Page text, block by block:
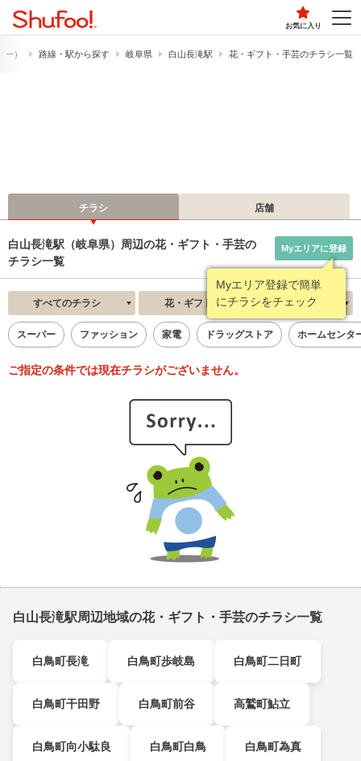
お気に入り
） 路線・駅から探す 岐阜県 白山長滝駅 花・ギフト・手芸のチラシ一覧
チラシ 店舗
白山長滝駅（岐阜県）周辺の花・ギフト・手芸の
チラシ一覧
Myエリア登録で簡単
にチラシをチェック
Myエリアに登録
すべてのチラシ 花・ギフト・手芸 新着順
スーパー ファッション 家電 ドラッグストア ホームセンタ
ご指定の条件では現在チラシがございません。
白山長滝駅周辺地域の花・ギフト・手芸のチラシ一覧
白鳥町長滝 白鳥町歩岐島 白鳥町二日町
白鳥町干田野 白鳥町前谷 高鷲町鮎立
白鳥町向小駄良 白鳥町白鳥 白鳥町為真